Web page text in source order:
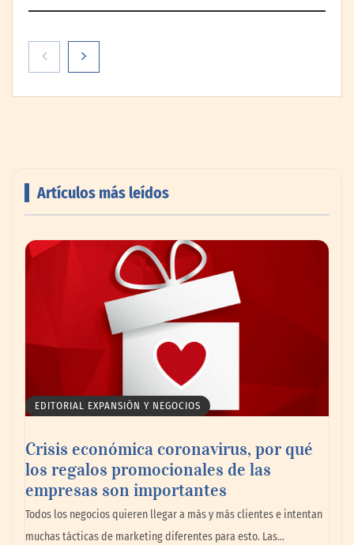
impulsando la colaboración en el sector
La omnicanalidad redefine la forma de
planear viajes en México
Artículos más leídos
EDITORIAL EXPANSIÓN Y NEGOCIOS
Crisis económica coronavirus, por qué
los regalos promocionales de las
empresas son importantes
Todos los negocios quieren llegar a más y más clientes e intentan
muchas tácticas de marketing diferentes para esto. Las…